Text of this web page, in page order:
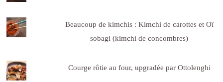
Beaucoup de kimchis : Kimchi de carottes et Oï
sobagi (kimchi de concombres)
Courge rôtie au four, upgradée par Ottolenghi